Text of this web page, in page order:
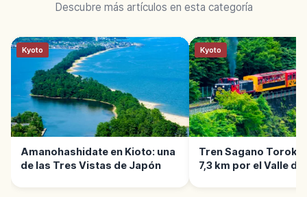
Descubre más artículos en esta categoría
Kyoto
Amanohashidate en Kioto: una
de las Tres Vistas de Japón
Kyoto
Tren Sagano
7,3 km por el Valle